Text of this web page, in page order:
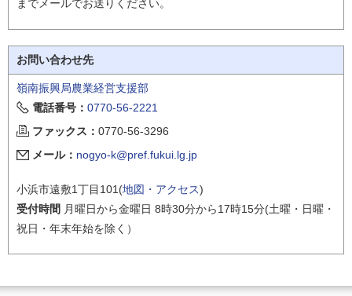
までメールでお送りください。
お問い合わせ先
嶺南振興局農業経営支援部
電話番号： 0770-56-2221
ファックス： 0770-56-3296
メール： nogyo-k@pref.fukui.lg.jp
小浜市遠敷1丁目101(地図・アクセス)
受付時間 月曜日から金曜日 8時30分から17時15分(土曜・日曜・
祝日・年末年始を除く）